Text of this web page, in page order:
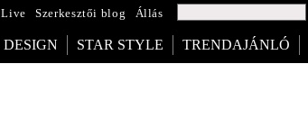
Live Szerkesztői blog Állás
DESIGN STAR STYLE TRENDAJÁNLÓ